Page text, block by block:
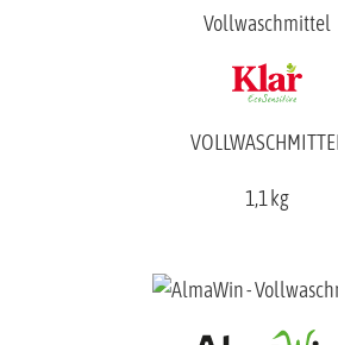
VOLLWASCHMITTEL
1,1 kg